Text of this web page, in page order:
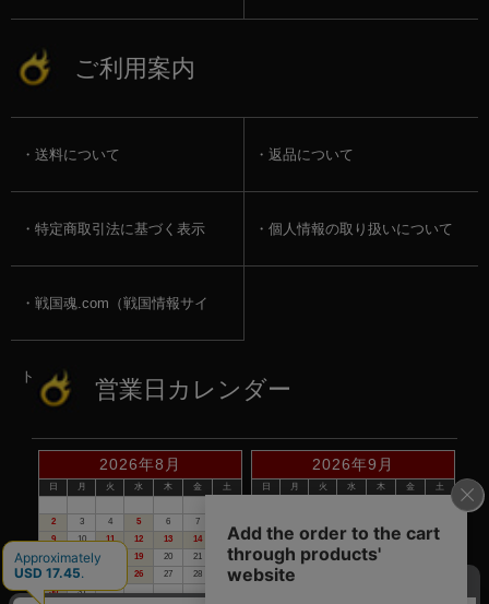
ご利用案内
送料について 返品について
特定商取引法に基づく表示 個人情報の取り扱いについて
戦国魂.com（戦国情報サイ
ト） 営業日カレンダー
2026年8月
日 月 火 水 木 金
土
2
3 4 5 6 7
9
10 11 12 13 14
15
16
17 19 20 21
22
23
24 26 27 28
29
30
31
2026年9月
日 月 火 水 木 金
土
13
14 15 16 17 18
19
20
21 22 23 24
27
28